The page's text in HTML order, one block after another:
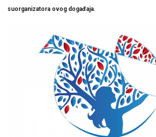
suorganizatora ovog događaja.